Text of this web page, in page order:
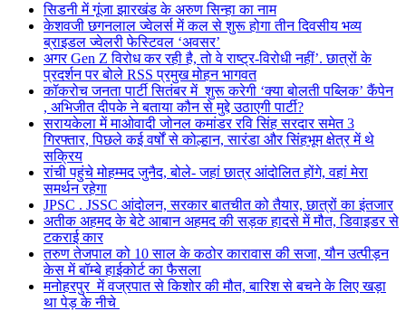
सिडनी में गूंजा झारखंड के अरुण सिन्हा का नाम
केशवजी छगनलाल ज्वेलर्स में कल से शुरू होगा तीन दिवसीय भव्य
ब्राइडल ज्वेलरी फेस्टिवल ‘अवसर’
अगर Gen Z विरोध कर रही है, तो वे राष्ट्र-विरोधी नहीं’. छात्रों के
प्रदर्शन पर बोले RSS प्रमुख मोहन भागवत
कॉकरोच जनता पार्टी सितंबर में शुरू करेगी ‘क्या बोलती पब्लिक’ कैंपेन
, अभिजीत दीपके ने बताया कौन से मुद्दे उठाएगी पार्टी?
सरायकेला में माओवादी जोनल कमांडर रवि सिंह सरदार समेत 3
गिरफ्तार, पिछले कई वर्षों से कोल्हान, सारंडा और सिंहभूम क्षेत्र में थे
सक्रिय
रांची पहुंचे मोहम्मद जुनैद, बोले- जहां छात्र आंदोलित होंगे, वहां मेरा
समर्थन रहेगा
JPSC . JSSC आंदोलन, सरकार बातचीत को तैयार, छात्रों का इंतजार
अतीक अहमद के बेटे आबान अहमद की सड़क हादसे में मौत, डिवाइडर से
टकराई कार
तरुण तेजपाल को 10 साल के कठोर कारावास की सजा, यौन उत्पीड़न
केस में बॉम्बे हाईकोर्ट का फैसला
मनोहरपुर में वज्रपात से किशोर की मौत, बारिश से बचने के लिए खड़ा
था पेड़ के नीचे